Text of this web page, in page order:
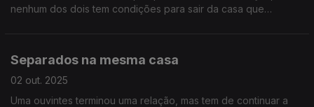
nenhum dos dois tem condições para sair da casa que
Separados na mesma casa
02 out. 2025
Uma ouvintes terminou uma relação, mas tem de continuar a